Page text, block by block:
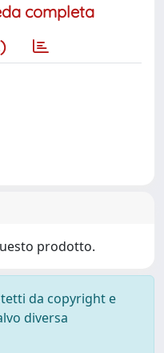
completa
prodotto.
da copyright e
diversa